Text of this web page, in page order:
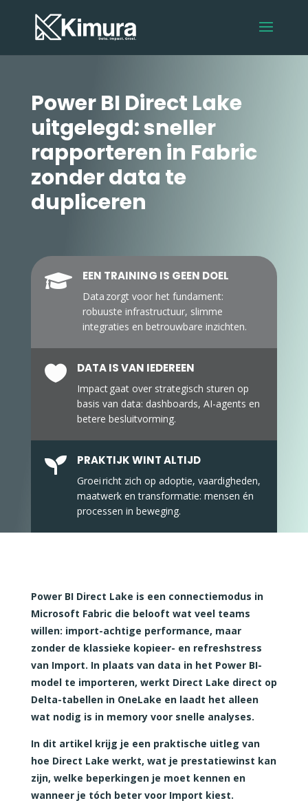
Power BI Direct Lake
uitgelegd: sneller
rapporteren in Fabric
zonder data te
dupliceren
 EEN TRAINING IS GEEN DOEL
Data zorgt voor het fundament:
robuuste infrastructuur, slimme
integraties en betrouwbare inzichten.
 DATA IS VAN IEDEREEN
Impact gaat over strategisch sturen op
basis van data: dashboards, AI-agents en
betere besluitvorming.
 PRAKTIJK WINT ALTIJD
Groei richt zich op adoptie, vaardigheden,
maatwerk en transformatie: mensen én
processen in beweging.
Power BI Direct Lake is een connectiemodus in
Microsoft Fabric die belooft wat veel teams
willen: import-achtige performance, maar
zonder de klassieke kopieer- en refreshstress
van Import. In plaats van data in het Power BI-
model te importeren, werkt Direct Lake direct op
Delta-tabellen in OneLake en laadt het alleen
wat nodig is in memory voor snelle analyses.
In dit artikel krijg je een praktische uitleg van
hoe Direct Lake werkt, wat je prestatiewinst kan
zijn, welke beperkingen je moet kennen en
wanneer je tóch beter voor Import kiest.